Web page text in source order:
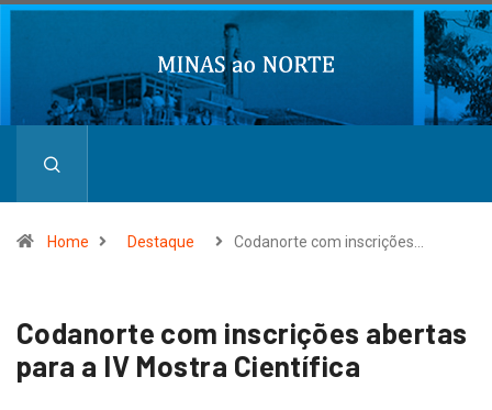
Home Destaque Codanorte com inscrições…
Codanorte com inscrições abertas
para a IV Mostra Científica